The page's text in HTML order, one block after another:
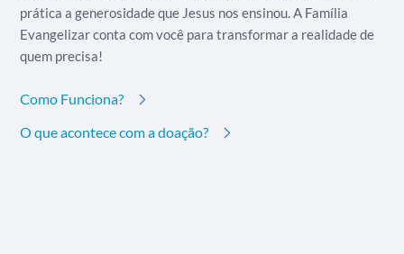
prática a generosidade que Jesus nos ensinou. A Família
Evangelizar conta com você para transformar a realidade de
quem precisa!
Como Funciona?
O que acontece com a doação?